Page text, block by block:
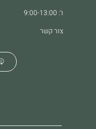
ו': 9:00-13:00
צור קשר